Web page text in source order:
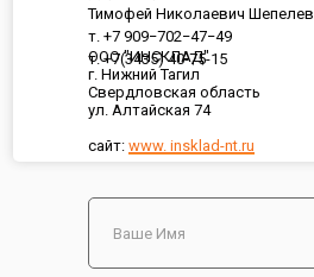
ООО "ИНСКЛАД"
г. Нижний Тагил
Свердловская область
ул. Алтайская 74
сайт: www. insklad-nt.ru
Тимофей Николаевич Шепелев
т. +7 909−702−47−49
т. +7(3435) 40-75-15